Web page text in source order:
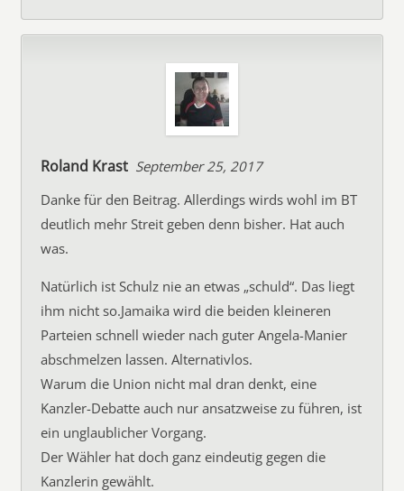
Roland Krast September 25, 2017
Danke für den Beitrag. Allerdings wirds wohl im BT
deutlich mehr Streit geben denn bisher. Hat auch
was.
Natürlich ist Schulz nie an etwas „schuld“. Das liegt
ihm nicht so.Jamaika wird die beiden kleineren
Parteien schnell wieder nach guter Angela-Manier
abschmelzen lassen. Alternativlos.
Warum die Union nicht mal dran denkt, eine
Kanzler-Debatte auch nur ansatzweise zu führen, ist
ein unglaublicher Vorgang.
Der Wähler hat doch ganz eindeutig gegen die
Kanzlerin gewählt.